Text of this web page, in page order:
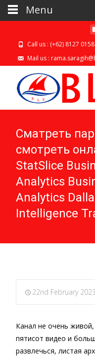
Call us : (+62) 8127
Mail us :
Сматреть
смотреть
StatSlice
Analytics
Analytics
Intelligence
22nd February 2023
Канал не очень
пятисот видео и
развлечься, листая
Menu